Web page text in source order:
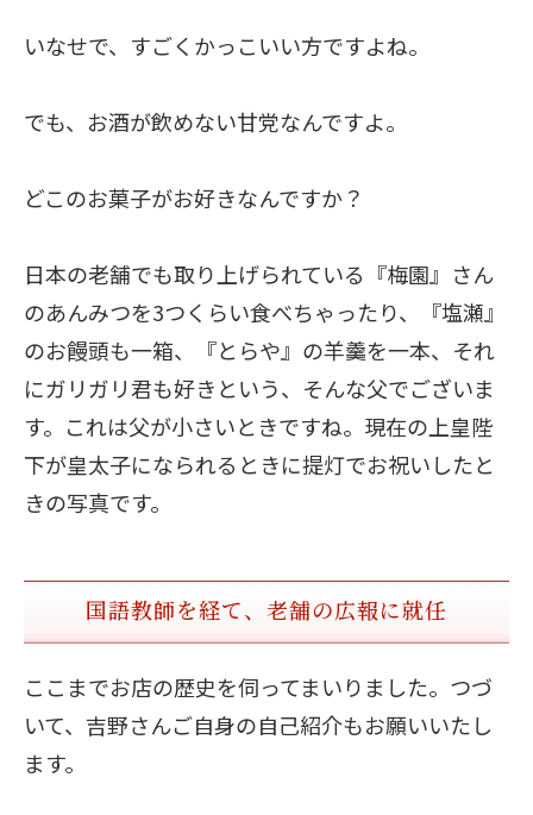
いなせで、すごくかっこいい方ですよね。
でも、お酒が飲めない甘党なんですよ。
どこのお菓子がお好きなんですか？
日本の老舗でも取り上げられている『梅園』さん
のあんみつを3つくらい食べちゃったり、『塩瀬』
のお饅頭も一箱、『とらや』の羊羹を一本、それ
にガリガリ君も好きという、そんな父でございま
す。これは父が小さいときですね。現在の上皇陛
下が皇太子になられるときに提灯でお祝いしたと
きの写真です。
国語教師を経て、老舗の広報に就任
ここまでお店の歴史を伺ってまいりました。つづ
いて、吉野さんご自身の自己紹介もお願いいたし
ます。